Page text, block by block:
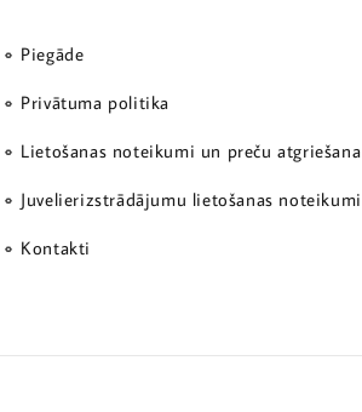
Piegāde
Privātuma politika
Lietošanas noteikumi un preču atgriešana
Juvelierizstrādājumu lietošanas noteikumi
Kontakti